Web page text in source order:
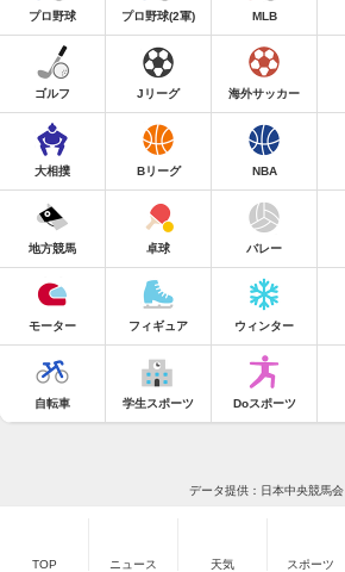
プロ野球 プロ野球(2軍) MLB
ゴルフ Jリーグ 海外サッカー
大相撲 Bリーグ NBA
地方競馬 卓球 バレー
モーター フィギュア ウィンター
自転車 学生スポーツ Doスポーツ
データ提供：日本中央競馬会
TOP ニュース 天気 スポーツ